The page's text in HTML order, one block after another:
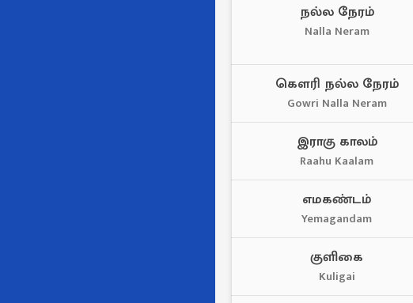
நல்ல நேரம்
Nalla Neram
கௌரி நல்ல நேரம்
Gowri Nalla Neram
இராகு காலம்
Raahu Kaalam
எமகண்டம்
Yemagandam
குளிகை
Kuligai